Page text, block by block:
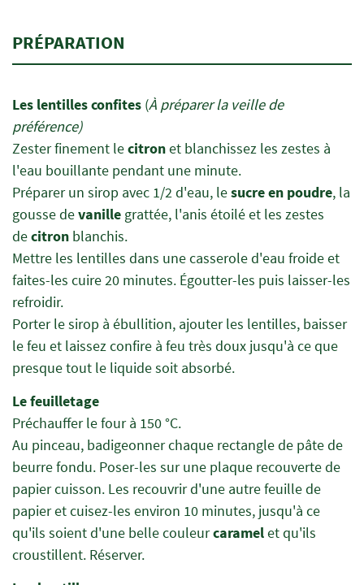
PRÉPARATION
Les lentilles confites (À préparer la veille de
préférence)
Zester finement lecitronet blanchissez les zestes à
l'eau bouillante pendant une minute.
Préparer un sirop avec 1/2 d'eau, lesucre en poudre, la
gousse devanille grattée, l'anis étoilé et les zestes
decitron blanchis.
Mettre les lentilles dans une casserole d'eau froide et
faites-les cuire 20 minutes. Égoutter-les puis laisser-les
refroidir.
Porter le sirop à ébullition, ajouter les lentilles, baisser
le feu et laissez confire à feu très doux jusqu'à ce que
presque tout le liquide soit absorbé.
Le feuilletage
Préchauffer le four à 150 °C.
Au pinceau, badigeonner chaque rectangle de pâte de
beurre fondu. Poser-les sur une plaque recouverte de
papier cuisson. Les recouvrir d'une autre feuille de
papier et cuisez-les environ 10 minutes, jusqu'à ce
qu'ils soient d'une belle couleurcaramelet qu'ils
croustillent. Réserver.